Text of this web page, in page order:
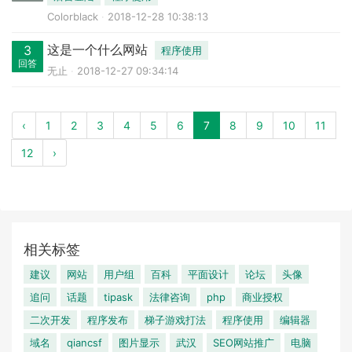
Colorblack
2018-12-28 10:38:13
3
回答
这是一个什么网站
程序使用
无止
2018-12-27 09:34:14
‹ 1 2 3 4 5 6 7 8 9 10 11
12 ›
相关标签
建议 网站 用户组 百科 平面设计 论坛
头像
追问
话题 tipask 法律咨询 php
商业授权
二次开发
程序发布 梯子游戏打法 程序使用
编辑器
域名
qiancsf 图片显示 武汉 SEO网站推广 电脑